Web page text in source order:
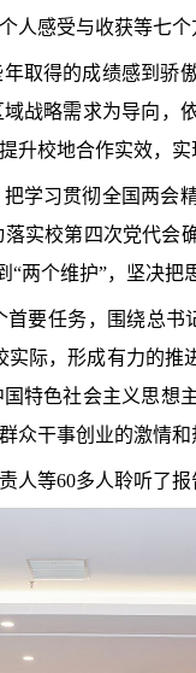
人感受与收获等七
取得的成绩感到骄
战略需求为导向，
升校地合作实效，实
学习贯彻全国两会
实校第四次党代会
两个维护”，坚决把
要任务，围绕总
际，形成有力的
特色社会主义思想
众干事创业的激情
人等60多人聆听了报